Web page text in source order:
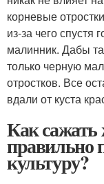
корневые
из-за чего спустя
малинник. Дабы
только черную
отростков. Все
вдали от куста
Как
правильно
культуру?